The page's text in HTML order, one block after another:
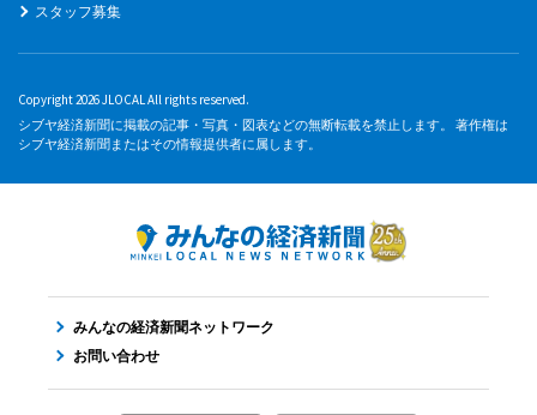
スタッフ募集
Copyright 2026 JLOCAL All rights reserved.
シブヤ経済新聞に掲載の記事・写真・図表などの無断転載を禁止します。 著作権は
シブヤ経済新聞またはその情報提供者に属します。
みんなの経済新聞ネットワーク
お問い合わせ